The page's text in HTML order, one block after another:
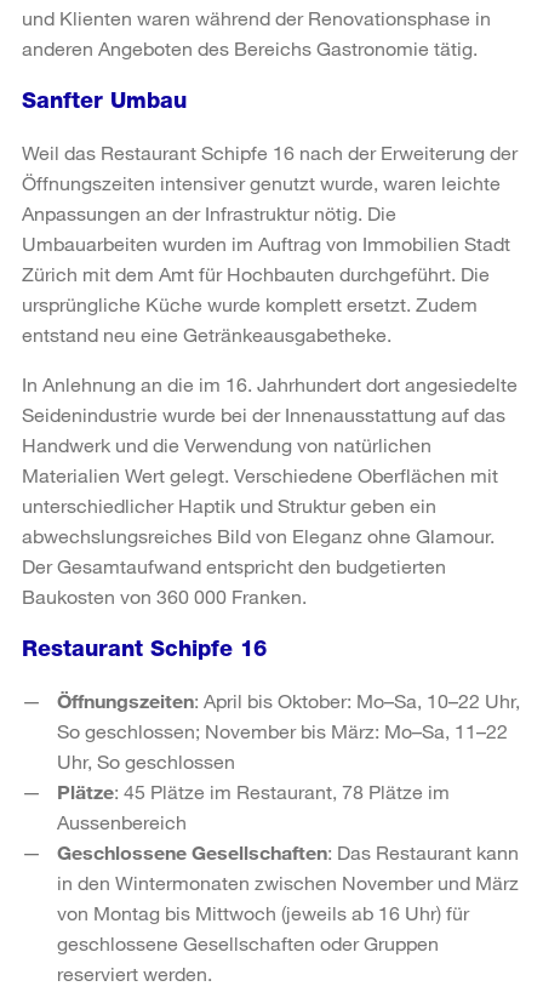
und Klienten waren während der Renovationsphase in
anderen Angeboten des Bereichs Gastronomie tätig.
Sanfter Umbau
Weil das Restaurant Schipfe 16 nach der Erweiterung der
Öffnungszeiten intensiver genutzt wurde, waren leichte
Anpassungen an der Infrastruktur nötig. Die
Umbauarbeiten wurden im Auftrag von Immobilien Stadt
Zürich mit dem Amt für Hochbauten durchgeführt. Die
ursprüngliche Küche wurde komplett ersetzt. Zudem
entstand neu eine Getränkeausgabetheke.
In Anlehnung an die im 16. Jahrhundert dort angesiedelte
Seidenindustrie wurde bei der Innenausstattung auf das
Handwerk und die Verwendung von natürlichen
Materialien Wert gelegt. Verschiedene Oberflächen mit
unterschiedlicher Haptik und Struktur geben ein
abwechslungsreiches Bild von Eleganz ohne Glamour.
Der Gesamtaufwand entspricht den budgetierten
Baukosten von 360 000 Franken.
Restaurant Schipfe 16
Öffnungszeiten: April bis Oktober: Mo–Sa, 10–22 Uhr,
So geschlossen; November bis März: Mo–Sa, 11–22
Uhr, So geschlossen
Plätze: 45 Plätze im Restaurant, 78 Plätze im
Aussenbereich
Geschlossene Gesellschaften: Das Restaurant kann
in den Wintermonaten zwischen November und März
von Montag bis Mittwoch (jeweils ab 16 Uhr) für
geschlossene Gesellschaften oder Gruppen
reserviert werden.